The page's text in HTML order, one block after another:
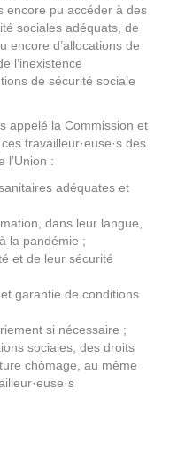
encore pu accéder à des
sociales adéquats, de
encore d’allocations de
l’inexistence
de sécurité sociale
appelé la Commission et
travailleur·euse·s des
l’Union :
adéquates et
dans leur langue,
la pandémie ;
et de leur sécurité
garantie de conditions
si nécessaire ;
sociales, des droits
chômage, au même